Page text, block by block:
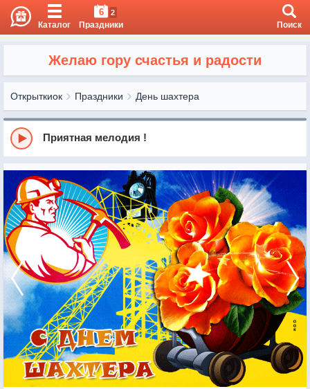
Каталог
6 2
Праздники Поиск
Желаю гору счастья и радости
Открыткиок Праздники День шахтера
Приятная мелодия !